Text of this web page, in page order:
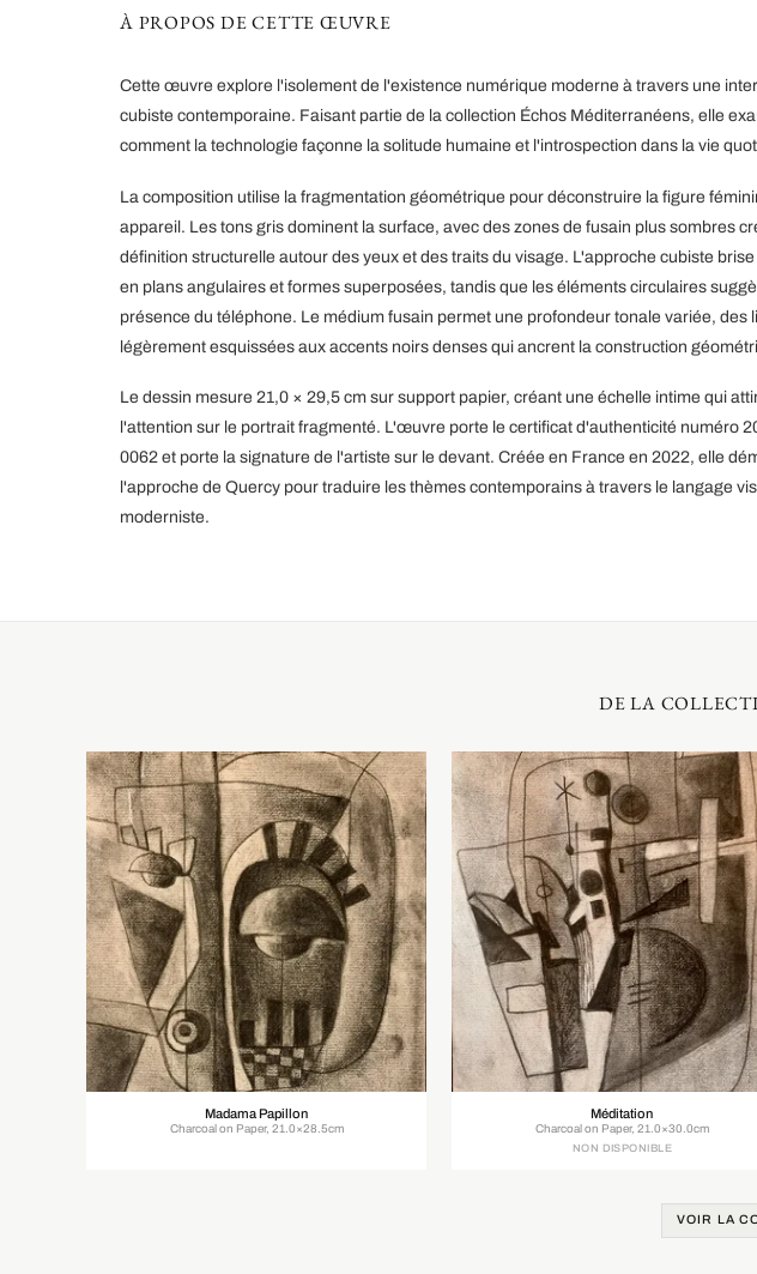
À PROPOS DE CETTE ŒUVRE
Cette œuvre explore l'isolement de l'existence numérique moderne à travers une
cubiste contemporaine. Faisant partie de la collection Échos Méditerranéens, elle
comment la technologie façonne la solitude humaine et l'introspection dans la vie
La composition utilise la fragmentation géométrique pour déconstruire la figure
appareil. Les tons gris dominent la surface, avec des zones de fusain plus sombres
définition structurelle autour des yeux et des traits du visage. L'approche cubiste
en plans angulaires et formes superposées, tandis que les éléments circulaires
présence du téléphone. Le médium fusain permet une profondeur tonale variée, des
légèrement esquissées aux accents noirs denses qui ancrent la construction
Le dessin mesure 21,0 × 29,5 cm sur support papier, créant une échelle intime qui
l'attention sur le portrait fragmenté. L'œuvre porte le certificat d'authenticité numéro
0062 et porte la signature de l'artiste sur le devant. Créée en France en 2022, elle
l'approche de Quercy pour traduire les thèmes contemporains à travers le langage
moderniste.
DE LA
Madama Papillon
Charcoal on Paper, 21.0×28.5cm
Méditation
Charcoal on Paper, 21.0×30.0cm
NON DISPONIBLE
VOIR LA